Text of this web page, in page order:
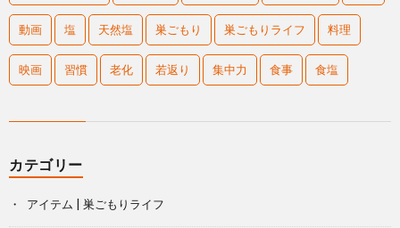
動画 塩 天然塩 巣ごもり 巣ごもりライフ 料理
映画 習慣 老化 若返り 集中力 食事 食塩
カテゴリー
アイテム | 巣ごもりライフ